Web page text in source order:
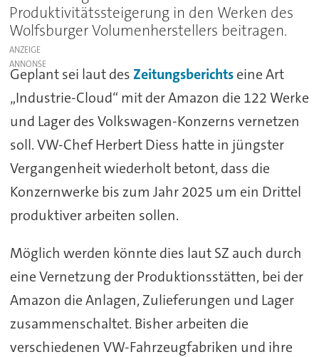
Produktivitätssteigerung in den Werken des
Wolfsburger Volumenherstellers beitragen.
ANZEIGE
Geplant sei laut desZeitungsberichtseine Art
„Industrie-Cloud“ mit der Amazon die 122 Werke
und Lager des Volkswagen-Konzerns vernetzen
soll. VW-Chef Herbert Diess hatte in jüngster
Vergangenheit wiederholt betont, dass die
Konzernwerke bis zum Jahr2025 um ein Drittel
produktiver arbeiten sollen.
Möglich werden könnte dies laut SZ auch durch
eine Vernetzung der Produktionsstätten, bei der
Amazon die Anlagen, Zulieferungen und Lager
zusammenschaltet. Bisher arbeiten die
verschiedenen VW-Fahrzeugfabriken und ihre